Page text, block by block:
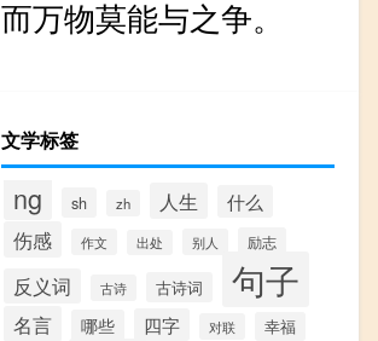
而万物莫能与之争。
文学标签
ng sh zh 人生 什么
伤感 作文 出处 别人 励志
反义词 古诗 古诗词 句子
名言 哪些 四字 对联 幸福